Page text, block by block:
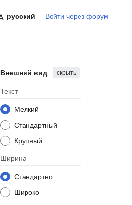
русский Войти через форум
Внешний вид скрыть
Текст
Мелкий
Стандартный
Крупный
Ширина
Стандартно
Широко